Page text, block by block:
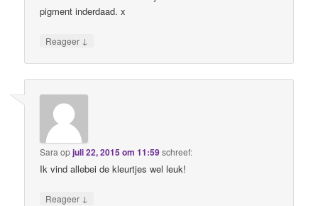
pigment inderdaad. x
Reageer ↓
Sara opjuli 22, 2015 om 11:59schreef:
Ik vind allebei de kleurtjes wel leuk!
Reageer ↓